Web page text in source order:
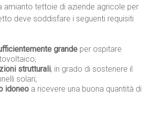
amianto tettoie di aziende agricole per
deve soddisfare i seguenti requisiti
grande per ospitare
strutturali, in grado di sostenere il
solari;
idoneo a ricevere una buona quantità di